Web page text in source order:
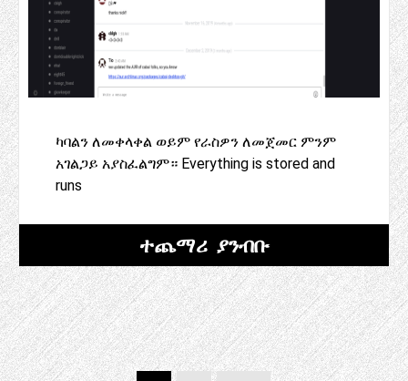
ካባልን ለመቀላቀል ወይም የራስዎን ለመጀመር ምንም
አገልጋይ አያስፈልግም። Everything is stored and
runs
ተጨማሪ ያንብቡ